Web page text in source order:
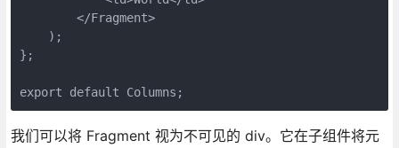
        </Fragment>
    );
};
export default Columns;
我们可以将 Fragment 视为不可见的 div。它在子组件将元